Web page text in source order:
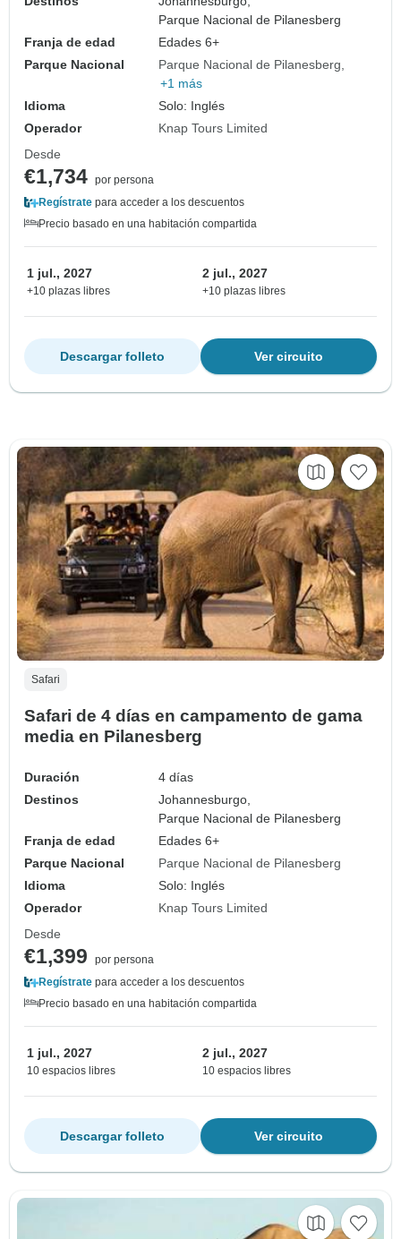
Parque Nacional de Pilanesberg
Franja de edad
Edades 6+
Parque Nacional
Parque Nacional de Pilanesberg
+1 más
Idioma
Solo: Inglés
Operador
Knap Tours Limited
Desde
€1,734 por persona
Regístrate para acceder a los descuentos
Precio basado en una habitación compartida
1 jul., 2027
+10 plazas libres
2 jul., 2027
+10 plazas libres
Ver circuito
Descargar folleto
Safari
Safari de 4 días en campamento de gama
media en Pilanesberg
Duración
4 días
Destinos
Johannesburgo,
Parque Nacional de Pilanesberg
Franja de edad
Edades 6+
Parque Nacional
Parque Nacional de Pilanesberg
Idioma
Solo: Inglés
Operador
Knap Tours Limited
Desde
€1,399
por persona
Regístrate para acceder a los descuentos
Precio basado en una habitación compartida
1 jul., 2027
10 espacios libres
2 jul., 2027
10 espacios libres
Ver circuito
Descargar folleto